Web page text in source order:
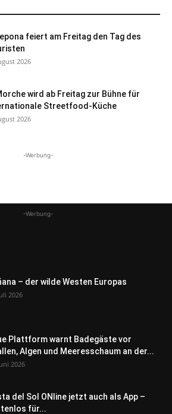
feiert am Freitag den Tag des
2026
wird ab Freitag zur Bühne für
Streetfood-Küche
2026
-Werbung-
-Werbung-
– der wilde Westen Europas
2026
Plattform warnt Badegäste vor
Algen und Meeresschaum an der...
2026
del Sol ONline jetzt auch als App –
für...